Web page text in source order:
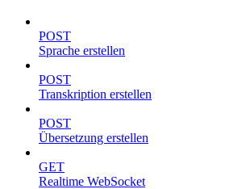
POST
Sprache erstellen
POST
Transkription erstellen
POST
Übersetzung erstellen
GET
Realtime WebSocket